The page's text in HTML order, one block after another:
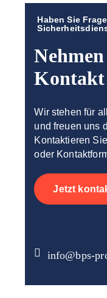
Haben Sie
Kontakt
Wir stehen für
und freuen uns
Kontaktieren
oder
Jetzt
info@bps-